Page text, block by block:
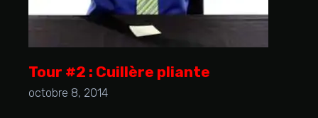
Tour #2 : Cuillère pliante
octobre 8, 2014